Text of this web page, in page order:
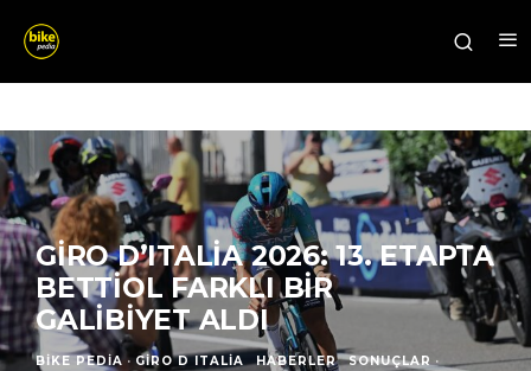
GIRO D’ITALIA 2026: 13. ETAPTA
BETTIOL FARKLI BIR
GALIBIYET ALDI
BIKE PEDIA · GIRO D ITALIA HABERLER SONUÇLAR ·